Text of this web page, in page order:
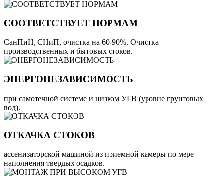
СООТВЕТСТВУЕТ НОРМАМ
СанПиН, СНиП, очистка на 60-90%. Очистка
производственных и бытовых стоков.
ЭНЕРГОНЕЗАВИСИМОСТЬ
при самотечной системе и низком УГВ (уровне грунтовых
вод).
ОТКАЧКА СТОКОВ
ассенизаторской машиной из приемной камеры по мере
наполнения твердых осадков.